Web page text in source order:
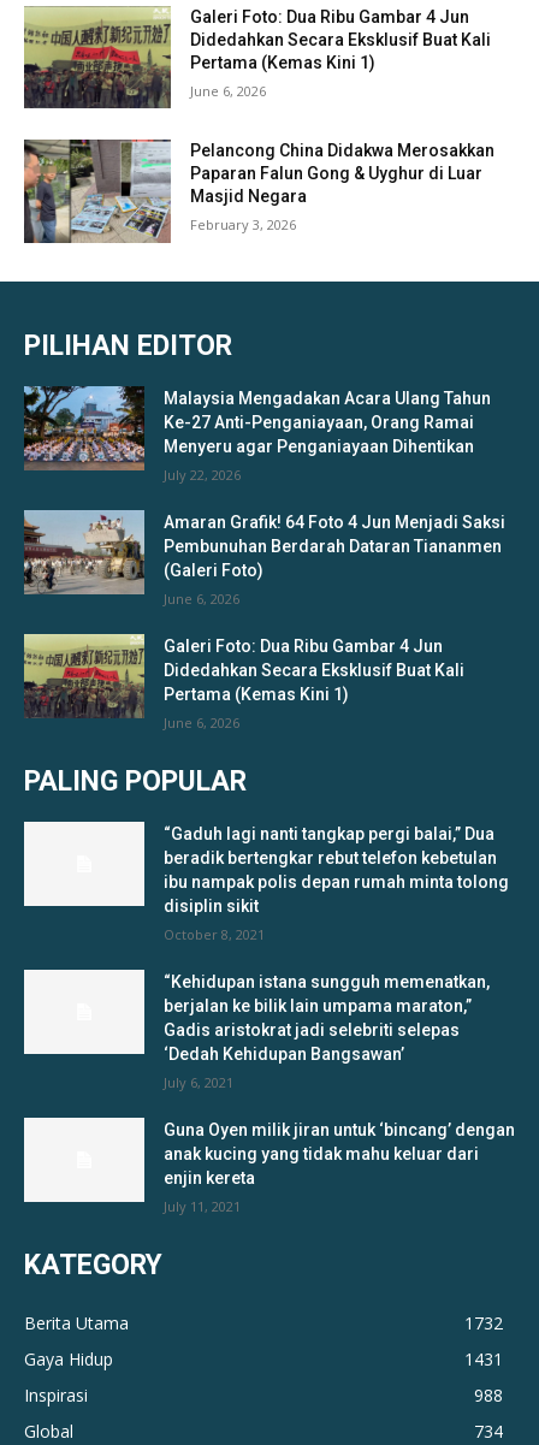
Galeri Foto: Dua Ribu Gambar 4 Jun
Didedahkan Secara Eksklusif Buat Kali
Pertama (Kemas Kini 1)
June 6, 2026
Pelancong China Didakwa Merosakkan
Paparan Falun Gong & Uyghur di Luar
Masjid Negara
February 3, 2026
PILIHAN EDITOR
Malaysia Mengadakan Acara Ulang Tahun
Ke-27 Anti-Penganiayaan, Orang Ramai
Menyeru agar Penganiayaan Dihentikan
July 22, 2026
Amaran Grafik! 64 Foto 4 Jun Menjadi Saksi
Pembunuhan Berdarah Dataran Tiananmen
(Galeri Foto)
June 6, 2026
Galeri Foto: Dua Ribu Gambar 4 Jun
Didedahkan Secara Eksklusif Buat Kali
Pertama (Kemas Kini 1)
June 6, 2026
PALING POPULAR
“Gaduh lagi nanti tangkap pergi balai,” Dua
beradik bertengkar rebut telefon kebetulan
ibu nampak polis depan rumah minta tolong
disiplin sikit
October 8, 2021
“Kehidupan istana sungguh memenatkan,
berjalan ke bilik lain umpama maraton,”
Gadis aristokrat jadi selebriti selepas
‘Dedah Kehidupan Bangsawan’
July 6, 2021
Guna Oyen milik jiran untuk ‘bincang’ dengan
anak kucing yang tidak mahu keluar dari
enjin kereta
July 11, 2021
KATEGORY
Berita Utama
1732
Gaya Hidup
1431
Inspirasi
988
Global
734